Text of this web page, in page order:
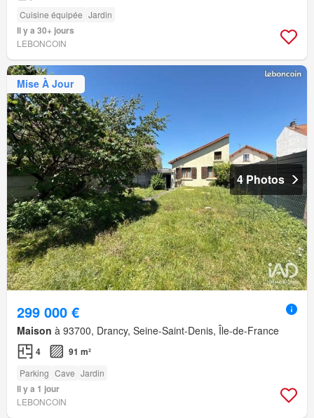
Cuisine équipée Jardin
Il y a 30+ jours
LEBONCOIN
Mise À Jour
4 Photos
299 000 €
Maison à 93700, Drancy, Seine-Saint-Denis, Île-de-France
4 91 m²
Parking Cave Jardin
Il y a 1 jour
LEBONCOIN